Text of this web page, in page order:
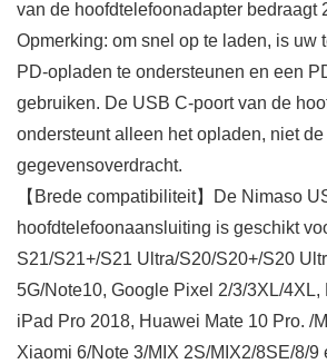
van de hoofdtelefoonadapter bedraagt
Opmerking: om snel op te laden, is uw
PD-opladen te ondersteunen en een
gebruiken. De USB C-poort van de
ondersteunt alleen het opladen, niet de
gegevensoverdracht.
【Brede compatibiliteit】De Nimaso
hoofdtelefoonaansluiting is geschikt
S21/S21+/S21 Ultra/S20/S20+/S20
5G/Note10, Google Pixel 2/3/3XL/4XL,
iPad Pro 2018, Huawei Mate 10 Pro. /
Xiaomi 6/Note 3/MIX 2S/MIX2/8SE/8/9